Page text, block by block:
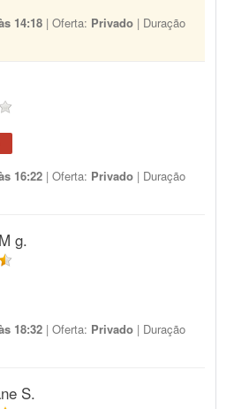
14:18 | Oferta: Privado | Duração
16:22 | Oferta: Privado | Duração
g.
18:32 | Oferta: Privado | Duração
S.